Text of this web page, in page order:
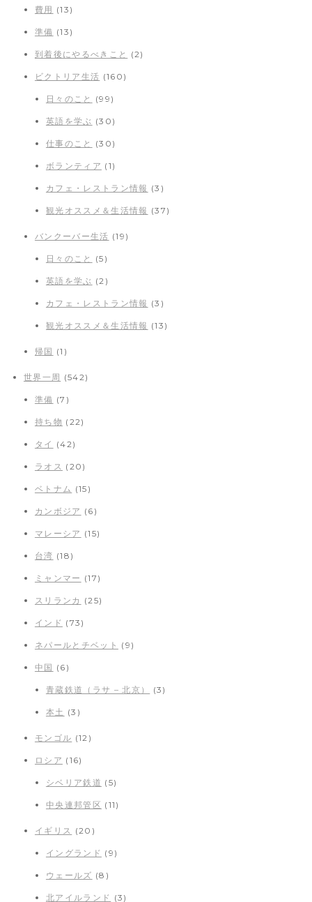
費用 (13)
準備 (13)
到着後にやるべきこと (2)
ビクトリア生活 (160)
日々のこと (99)
英語を学ぶ (30)
仕事のこと (30)
ボランティア (1)
カフェ・レストラン情報 (3)
観光オススメ＆生活情報 (37)
バンクーバー生活 (19)
日々のこと (5)
英語を学ぶ (2)
カフェ・レストラン情報 (3)
観光オススメ＆生活情報 (13)
帰国 (1)
世界一周 (542)
準備 (7)
持ち物 (22)
タイ (42)
ラオス (20)
ベトナム (15)
カンボジア (6)
マレーシア (15)
台湾 (18)
ミャンマー (17)
スリランカ (25)
インド (73)
ネパールとチベット (9)
中国 (6)
青蔵鉄道（ラサ – 北京） (3)
本土 (3)
モンゴル (12)
ロシア (16)
シベリア鉄道 (5)
中央連邦管区 (11)
イギリス (20)
イングランド (9)
ウェールズ (8)
北アイルランド (3)